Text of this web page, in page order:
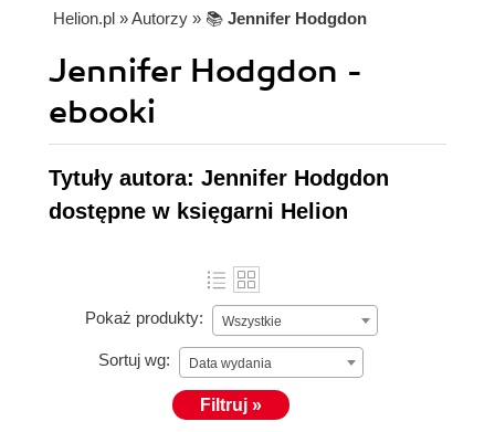
Helion.pl » Autorzy » 📚 Jennifer Hodgdon
Jennifer Hodgdon -
ebooki
Tytuły autora: Jennifer Hodgdon
dostępne w księgarni Helion
Pokaż produkty: Wszystkie
Sortuj wg: Data wydania
Filtruj »